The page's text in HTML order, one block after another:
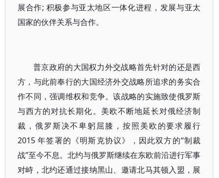
展合作; 积极参与亚太地区一体化进程，发展与亚太
国家的伙伴关系与合作。
普京政府的大国权力外交战略首先针对的还是西
方，与此前奉行的大国经济外交战略所追求的务实合
作不同，强调维权和竞争。该战略的实施致使俄罗斯
与西方的对抗长期化。美欧不断地延长对俄经济制
裁，俄罗斯决不卑躬屈膝，按照美欧的要求履行
2015 年签署的《明斯克协议》，因此双方的“制裁
战”至今不息。北约与俄罗斯继续在东欧前沿进行军事
对峙，北约还通过接纳黑山、邀请北马其顿入盟，展